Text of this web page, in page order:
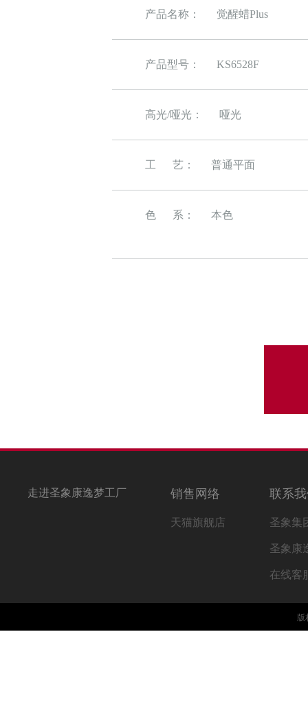
产品名称： 觉醒蜡Plus
产品型号： KS6528F
高光/哑光： 哑光
工 艺： 普通平面
色 系： 本色
走进圣象康逸梦工厂 销售网络
天猫旗舰店
联系
圣象集
圣象康
在线客
版